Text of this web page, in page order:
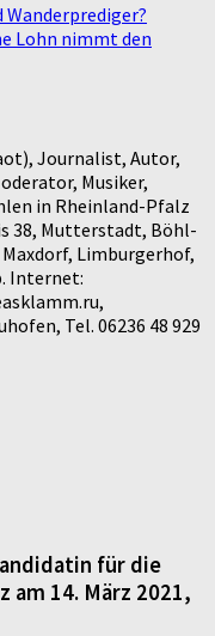
Wanderprediger?
Lohn nimmt den
Journalist, Autor,
Musiker,
in Rheinland-Pfalz
38, Mutterstadt, Böhl-
Limburgerhof,
Internet:
Tel. 06236 48 929
für die
am 14. März 2021,